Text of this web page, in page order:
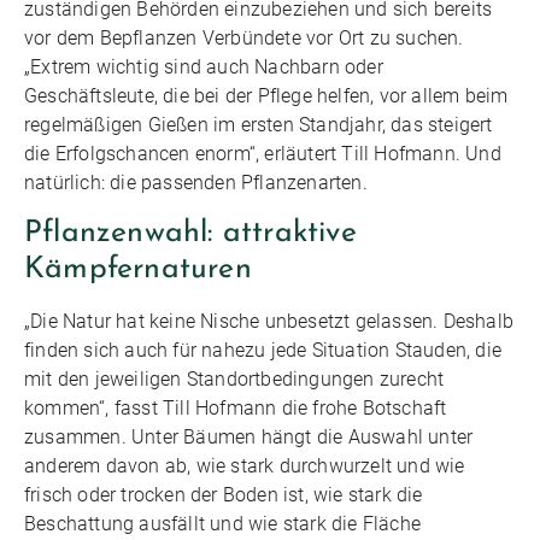
zuständigen Behörden einzubeziehen und sich bereits
vor dem Bepflanzen Verbündete vor Ort zu suchen.
„Extrem wichtig sind auch Nachbarn oder
Geschäftsleute, die bei der Pflege helfen, vor allem beim
regelmäßigen Gießen im ersten Standjahr, das steigert
die Erfolgschancen enorm“, erläutert Till Hofmann. Und
natürlich: die passenden Pflanzenarten.
Pflanzenwahl: attraktive
Kämpfernaturen
„Die Natur hat keine Nische unbesetzt gelassen. Deshalb
finden sich auch für nahezu jede Situation Stauden, die
mit den jeweiligen Standortbedingungen zurecht
kommen“, fasst Till Hofmann die frohe Botschaft
zusammen. Unter Bäumen hängt die Auswahl unter
anderem davon ab, wie stark durchwurzelt und wie
frisch oder trocken der Boden ist, wie stark die
Beschattung ausfällt und wie stark die Fläche